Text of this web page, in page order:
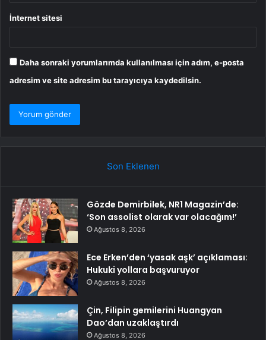
İnternet sitesi
Daha sonraki yorumlarımda kullanılması için adım, e-posta
adresim ve site adresim bu tarayıcıya kaydedilsin.
Son Eklenen
Gözde Demirbilek, NR1 Magazin’de:
‘Son assolist olarak var olacağım!’
Ağustos 8, 2026
Ece Erken’den ‘yasak aşk’ açıklaması:
Hukuki yollara başvuruyor
Ağustos 8, 2026
Çin, Filipin gemilerini Huangyan
Dao’dan uzaklaştırdı
Ağustos 8, 2026